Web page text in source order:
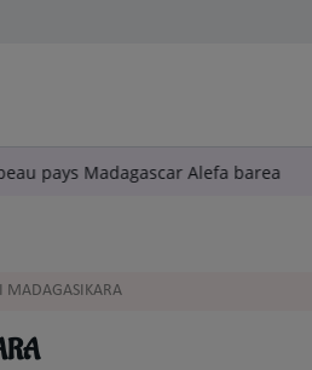
et vive notre beau pays
MADAGASIKARA